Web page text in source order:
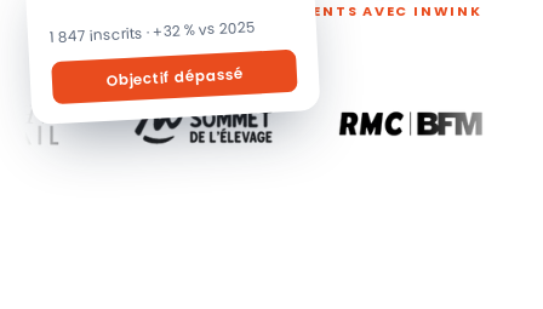
1 847 inscrits · +32 % vs 2025
Objectif dépassé
ILS PILOTENT LEURS ÉVÉNEMENTS AVEC INWINK